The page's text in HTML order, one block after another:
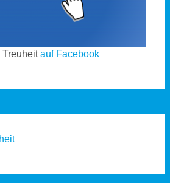
Treuheitauf Facebook